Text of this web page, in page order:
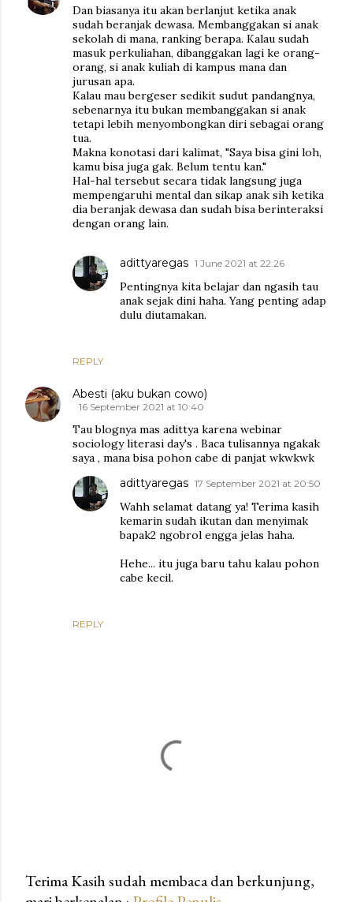
Dan biasanya itu akan berlanjut ketika anak
sudah beranjak dewasa. Membanggakan si anak
sekolah di mana, ranking berapa. Kalau sudah
masuk perkuliahan, dibanggakan lagi ke orang-
orang, si anak kuliah di kampus mana dan
jurusan apa.
Kalau mau bergeser sedikit sudut pandangnya,
sebenarnya itu bukan membanggakan si anak
tetapi lebih menyombongkan diri sebagai orang
tua.
Makna konotasi dari kalimat, "Saya bisa gini loh,
kamu bisa juga gak. Belum tentu kan."
Hal-hal tersebut secara tidak langsung juga
mempengaruhi mental dan sikap anak sih ketika
dia beranjak dewasa dan sudah bisa berinteraksi
dengan orang lain.
REPLY
adittyaregas 1 June 2021 at 22:26
Pentingnya kita belajar dan ngasih tau
anak sejak dini haha. Yang penting adap
dulu diutamakan.
Abesti (aku bukan cowo)
16 September 2021 at 10:40
Tau blognya mas adittya karena webinar
sociology literasi day's . Baca tulisannya ngakak
saya , mana bisa pohon cabe di panjat wkwkwk
REPLY
adittyaregas 17 September 2021 at 20:50
Wahh selamat datang ya! Terima kasih
kemarin sudah ikutan dan menyimak
bapak2 ngobrol engga jelas haha.
Hehe... itu juga baru tahu kalau pohon
cabe kecil.
Terima Kasih sudah membaca dan berkunjung,